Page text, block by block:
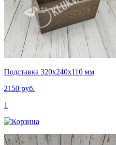
Подставка 320х240х110 мм
2150 руб.
1